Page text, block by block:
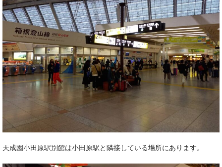
天成園小田原駅別館は小田原駅と隣接している場所にあります。